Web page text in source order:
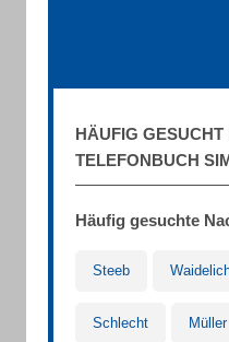
HÄUFIG
TELEFONBUCH
Häufig gesuchte
Steeb
Schlecht Müller